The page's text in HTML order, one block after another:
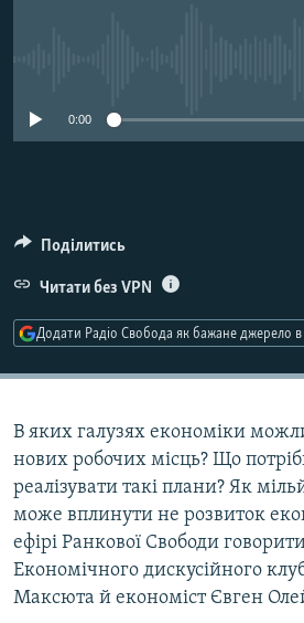
ПОДКАСТИ
Усі сайти RFE/RL
0:00
Поділитись
Читати без VPN
Додати Радіо Свобода як бажане джерело в
В яких галузях економіки
нових робочих місць? Що
реалізувати такі плани? Як
може вплинути не розвиток
ефірі Ранкової Свободи
Економічного дискусійного
Максюта й економіст Євген